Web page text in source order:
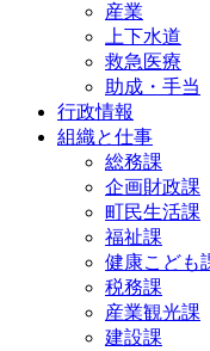
産業
上下水道
救急医療
助成・手当
行政情報
組織と仕事
総務課
企画財政課
町民生活課
福祉課
健康こども
税務課
産業観光課
建設課